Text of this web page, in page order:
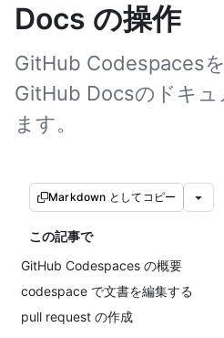
Docs の操作
GitHub Codespacesを
GitHub Docsのドキュ
ます。
Markdown としてコピー
この記事で
GitHub Codespaces の概要
codespace で文書を編集する
pull request の作成